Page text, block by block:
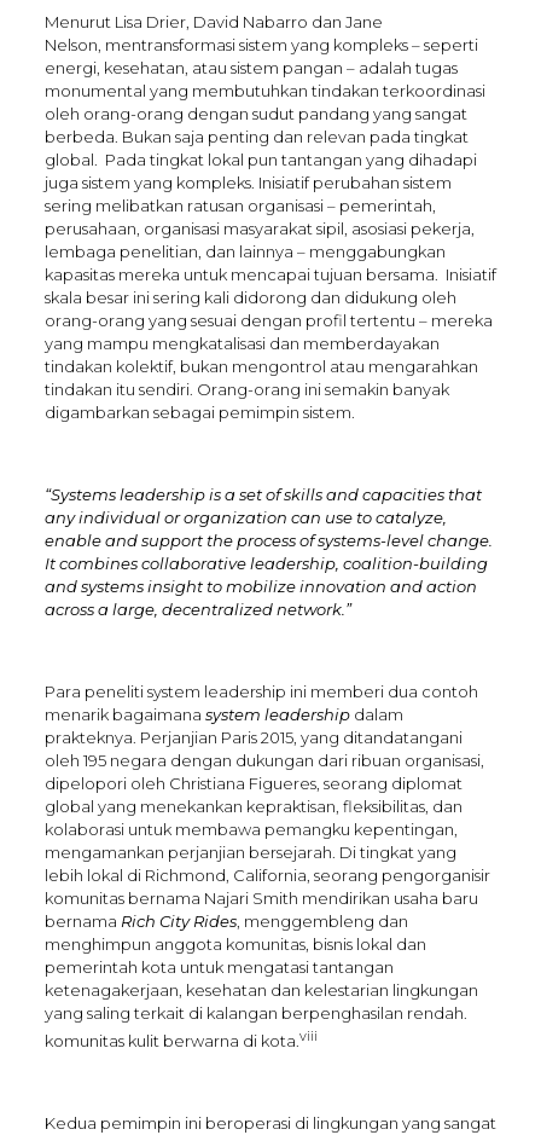
Menurut Lisa Drier, David Nabarro dan Jane
Nelson, mentransformasi sistem yang kompleks – seperti
energi, kesehatan, atau sistem pangan – adalah tugas
monumental yang membutuhkan tindakan terkoordinasi
oleh orang-orang dengan sudut pandang yang sangat
berbeda. Bukan saja penting dan relevan pada tingkat
global. Pada tingkat lokal pun tantangan yang dihadapi
juga sistem yang kompleks. Inisiatif perubahan sistem
sering melibatkan ratusan organisasi – pemerintah,
perusahaan, organisasi masyarakat sipil, asosiasi pekerja,
lembaga penelitian, dan lainnya – menggabungkan
kapasitas mereka untuk mencapai tujuan bersama. Inisiatif
skala besar ini sering kali didorong dan didukung oleh
orang-orang yang sesuai dengan profil tertentu – mereka
yang mampu mengkatalisasi dan memberdayakan
tindakan kolektif, bukan mengontrol atau mengarahkan
tindakan itu sendiri. Orang-orang ini semakin banyak
digambarkan sebagai pemimpin sistem.
“Systems leadership is a set of skills and capacities that
any individual or organization can use to catalyze,
enable and support the process of systems-level change.
It combines collaborative leadership, coalition-building
and systems insight to mobilize innovation and action
across a large, decentralized network.”
Para peneliti system leadership ini memberi dua contoh
menarik bagaimana system leadershipdalam
prakteknya. Perjanjian Paris 2015, yang ditandatangani
oleh 195 negara dengan dukungan dari ribuan organisasi,
dipelopori oleh Christiana Figueres, seorang diplomat
global yang menekankan kepraktisan, fleksibilitas, dan
kolaborasi untuk membawa pemangku kepentingan,
mengamankan perjanjian bersejarah. Di tingkat yang
lebih lokal di Richmond, California, seorang pengorganisir
komunitas bernama Najari Smith mendirikan usaha baru
bernama Rich City Rides, menggembleng dan
menghimpun anggota komunitas, bisnis lokal dan
pemerintah kota untuk mengatasi tantangan
ketenagakerjaan, kesehatan dan kelestarian lingkungan
yang saling terkait di kalangan berpenghasilan rendah.
komunitas kulit berwarna di kota.viii
Kedua pemimpin ini beroperasi di lingkungan yang sangat